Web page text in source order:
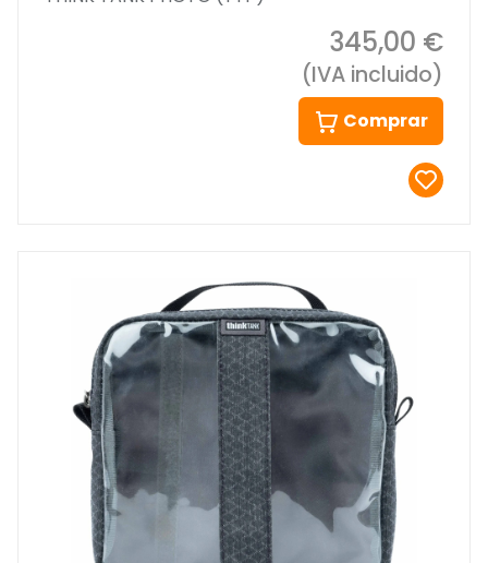
345,00 €
(IVA incluido)
Comprar